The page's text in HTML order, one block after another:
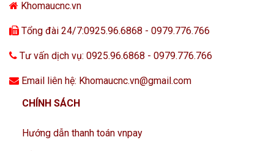
Khomaucnc.vn
Tổng đài 24/7:0925.96.6868 - 0979.776.766
Tư vấn dịch vụ: 0925.96.6868 - 0979.776.766
Email liên hệ: Khomaucnc.vn@gmail.com
CHÍNH SÁCH
Hướng dẫn thanh toán vnpay